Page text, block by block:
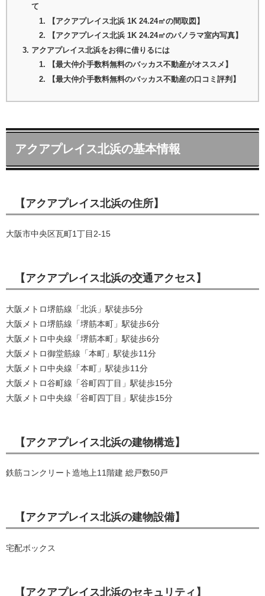
て
【アクアプレイス北浜 1K 24.24㎡の間取図】
【アクアプレイス北浜 1K 24.24㎡のパノラマ室内写真】
アクアプレイス北浜をお得に借りるには
【最大仲介手数料無料のバッカス不動産がオススメ】
【最大仲介手数料無料のバッカス不動産の口コミ評判】
アクアプレイス北浜の基本情報
【アクアプレイス北浜の住所】
大阪市中央区瓦町1丁目2-15
【アクアプレイス北浜の交通アクセス】
大阪メトロ堺筋線「北浜」駅徒歩5分
大阪メトロ堺筋線「堺筋本町」駅徒歩6分
大阪メトロ中央線「堺筋本町」駅徒歩6分
大阪メトロ御堂筋線「本町」駅徒歩11分
大阪メトロ中央線「本町」駅徒歩11分
大阪メトロ谷町線「谷町四丁目」駅徒歩15分
大阪メトロ中央線「谷町四丁目」駅徒歩15分
【アクアプレイス北浜の建物構造】
鉄筋コンクリート造地上11階建 総戸数50戸
【アクアプレイス北浜の建物設備】
宅配ボックス
【アクアプレイス北浜のセキュリティ】